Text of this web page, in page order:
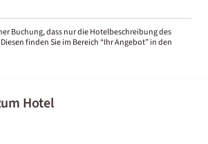
Buchung, dass nur die Hotelbeschreibung des
finden Sie im Bereich “Ihr Angebot” in den
Hotel